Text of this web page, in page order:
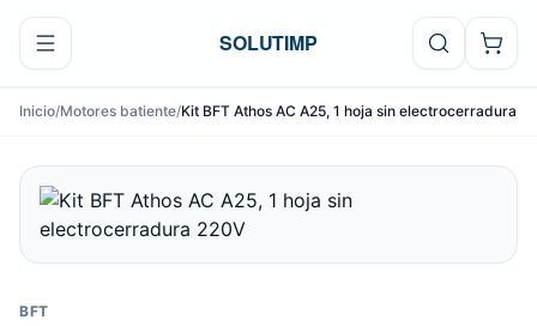
Ir al contenido
SOLUTIMP
Inicio/Motores batiente/Kit BFT Athos AC A25, 1 hoja sin electrocerradura
BFT